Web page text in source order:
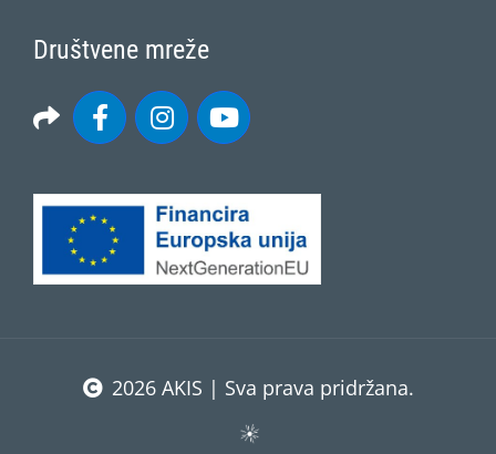
Društvene mreže
2026 AKIS | Sva prava pridržana.